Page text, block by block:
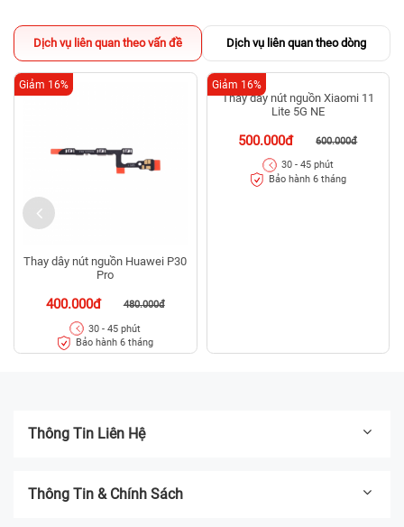
Dịch vụ liên quan theo vấn đề Dịch vụ liên quan theo dòng
Thay dây nút nguồn Huawei P30
Pro
400.000đ 480.000đ
Giảm 16%
30 - 45 phút
Bảo hành 6 tháng
Thay dây nút nguồn Xiaomi 11
Lite 5G NE
500.000đ 600.000đ
Giảm 16%
30 - 45 phút
Bảo hành 6 tháng
Thông Tin Liên Hệ
Thông Tin & Chính Sách